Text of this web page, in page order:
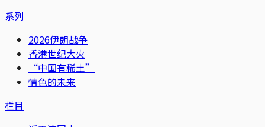
系列
2026伊朗战争
香港世纪大火
“中国有稀土”
情色的未来
栏目